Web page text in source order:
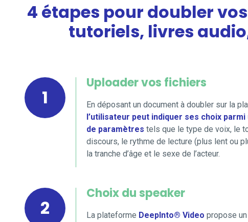
4 étapes pour doubler
tutoriels, livres
1
Uploader vos fichiers
En déposant un document à doubler sur la
l’utilisateur peut indiquer ses choix parmi
de paramètres tels que le type de voix, le
discours, le rythme de lecture (plus lent ou
la tranche d’âge et le sexe de l’acteur.
2
Choix du speaker
La plateforme DeepInto® Video propose un